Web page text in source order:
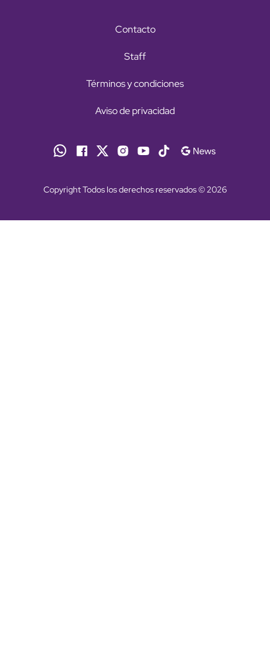
Contacto
Staff
Términos y condiciones
Aviso de privacidad
Copyright Todos los derechos reservados © 2026